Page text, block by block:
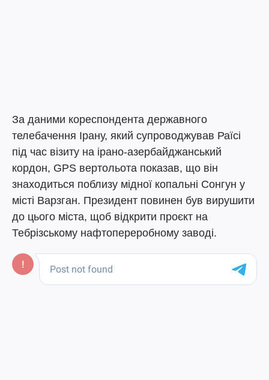
За даними кореспондента державного
телебачення Ірану, який супроводжував Раїсі
під час візиту на ірано-азербайджанський
кордон, GPS вертольота показав, що він
знаходиться поблизу мідної копальні Сонгун у
місті Варзган. Президент повинен був вирушити
до цього міста, щоб відкрити проєкт на
Тебрізському нафтопереробному заводі.